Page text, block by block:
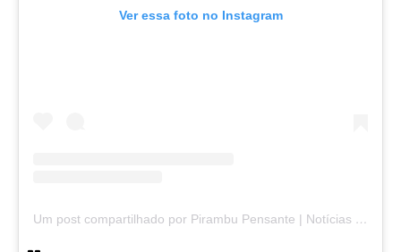
Ver essa foto no Instagram
Um post compartilhado por Pirambu Pensante | Notícias & Entretenimento (@pirambupensante)